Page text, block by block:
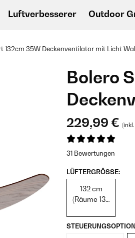
Luftverbesserer Outdoor
132cm 35W Deckenventilator mit Licht
Bolero
229,99 €
31 Bewertungen
LÜFTERGRÖSSE:
132 cm
(Räume 13–